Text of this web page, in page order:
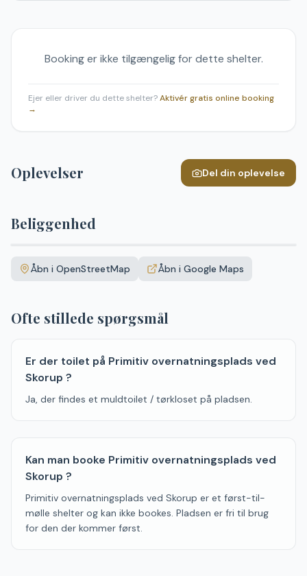
Booking er ikke tilgængelig for dette shelter.
Ejer eller driver du dette shelter?Aktivér gratis online booking
→
Oplevelser Del din oplevelse
Beliggenhed
+Åbn i OpenStreetMap Åbn i Google Maps
Ofte stillede spørgsmål
Er der toilet på Primitiv overnatningsplads ved
Skorup ?
Ja, der findes et muldtoilet / tørkloset på pladsen.
Kan man booke Primitiv overnatningsplads ved
Skorup ?
Primitiv overnatningsplads ved Skorup er et først-til-
mølle shelter og kan ikke bookes. Pladsen er fri til brug
for den der kommer først.